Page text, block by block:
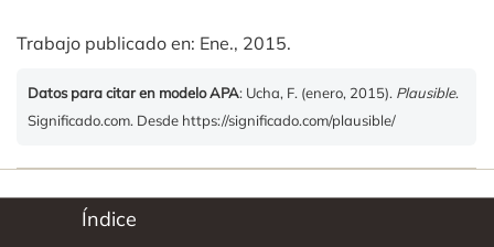
Trabajo publicado en: Ene., 2015.
Datos para citar en modelo APA: Ucha, F. (enero, 2015). Plausible.
Significado.com. Desde https://significado.com/plausible/
Índice